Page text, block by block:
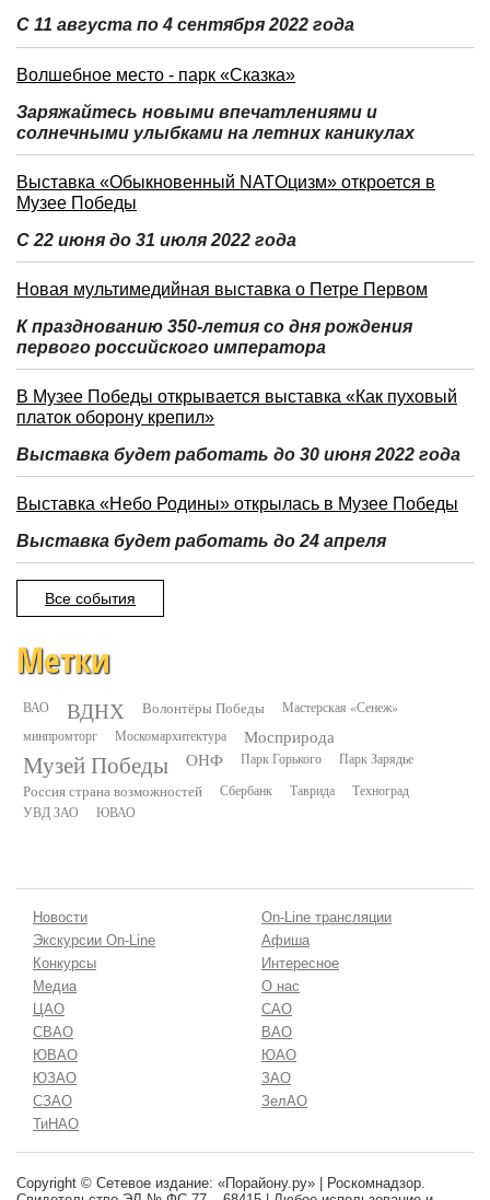
С 11 августа по 4 сентября 2022 года
Волшебное место - парк «Сказка»
Заряжайтесь новыми впечатлениями и
солнечными улыбками на летних каникулах
Выставка «Обыкновенный NATOцизм» откроется в
Музее Победы
С 22 июня до 31 июля 2022 года
Новая мультимедийная выставка о Петре Первом
К празднованию 350-летия со дня рождения
первого российского императора
В Музее Победы открывается выставка «Как пуховый
платок оборону крепил»
Выставка будет работать до 30 июня 2022 года
Выставка «Небо Родины» открылась в Музее Победы
Выставка будет работать до 24 апреля
Все события
Метки
ВАО ВДНХ Волонтёры Победы
Мастерская «Сенеж»
минпромторг
Москомархитектура Мосприрода
Музей Победы ОНФ Парк Горького Парк Зарядье
Россия страна возможностей Сбербанк Таврида
Техноград
УВД ЗАО
ЮВАО
Новости
On-Line трансляции
Экскурсии On-Line
Афиша
Конкурсы
Интересное
Медиа
О нас
ЦАО
САО
СВАО
ВАО
ЮВАО
ЮАО
ЮЗАО
ЗАО
СЗАО
ЗелАО
ТиНАО
Copyright © Сетевое издание: «Порайону.ру» | Роскомнадзор.